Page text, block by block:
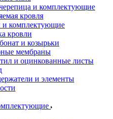
и комплектующие
кровля
и комплектующие
кровли
и козырьки
мембраны
и оцинкованные листы
и элементы